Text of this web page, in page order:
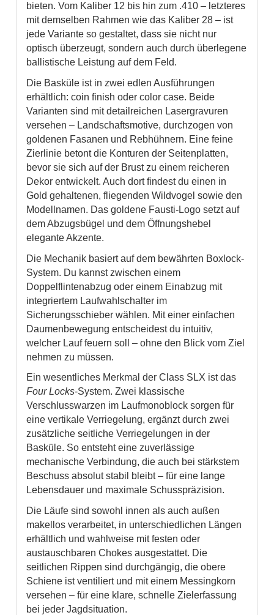
bieten. Vom Kaliber 12 bis hin zum .410 – letzteres
mit demselben Rahmen wie das Kaliber 28 – ist
jede Variante so gestaltet, dass sie nicht nur
optisch überzeugt, sondern auch durch überlegene
ballistische Leistung auf dem Feld.
Die Basküle ist in zwei edlen Ausführungen
erhältlich: coin finish oder color case. Beide
Varianten sind mit detailreichen Lasergravuren
versehen – Landschaftsmotive, durchzogen von
goldenen Fasanen und Rebhühnern. Eine feine
Zierlinie betont die Konturen der Seitenplatten,
bevor sie sich auf der Brust zu einem reicheren
Dekor entwickelt. Auch dort findest du einen in
Gold gehaltenen, fliegenden Wildvogel sowie den
Modellnamen. Das goldene Fausti-Logo setzt auf
dem Abzugsbügel und dem Öffnungshebel
elegante Akzente.
Die Mechanik basiert auf dem bewährten Boxlock-
System. Du kannst zwischen einem
Doppelflintenabzug oder einem Einabzug mit
integriertem Laufwahlschalter im
Sicherungsschieber wählen. Mit einer einfachen
Daumenbewegung entscheidest du intuitiv,
welcher Lauf feuern soll – ohne den Blick vom Ziel
nehmen zu müssen.
Ein wesentliches Merkmal der Class SLX ist das
Four Locks-System. Zwei klassische
Verschlusswarzen im Laufmonoblock sorgen für
eine vertikale Verriegelung, ergänzt durch zwei
zusätzliche seitliche Verriegelungen in der
Basküle. So entsteht eine zuverlässige
mechanische Verbindung, die auch bei stärkstem
Beschuss absolut stabil bleibt – für eine lange
Lebensdauer und maximale Schusspräzision.
Die Läufe sind sowohl innen als auch außen
makellos verarbeitet, in unterschiedlichen Längen
erhältlich und wahlweise mit festen oder
austauschbaren Chokes ausgestattet. Die
seitlichen Rippen sind durchgängig, die obere
Schiene ist ventiliert und mit einem Messingkorn
versehen – für eine klare, schnelle Zielerfassung
bei jeder Jagdsituation.